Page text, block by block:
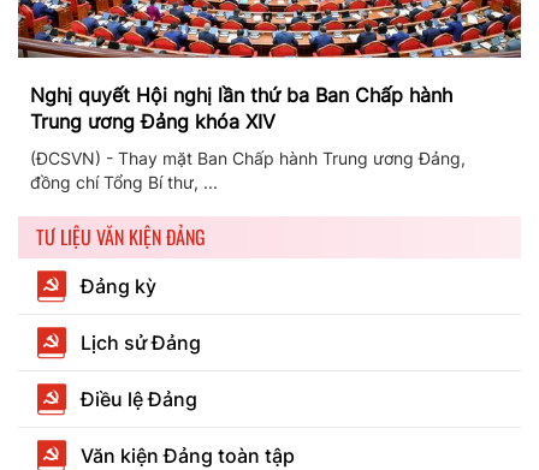
Nghị quyết Hội nghị lần thứ ba Ban Chấp hành
Trung ương Đảng khóa XIV
(ĐCSVN) - Thay mặt Ban Chấp hành Trung ương Đảng,
đồng chí Tổng Bí thư, ...
TƯ LIỆU VĂN KIỆN ĐẢNG
Đảng kỳ
Lịch sử Đảng
Điều lệ Đảng
Văn kiện Đảng toàn tập